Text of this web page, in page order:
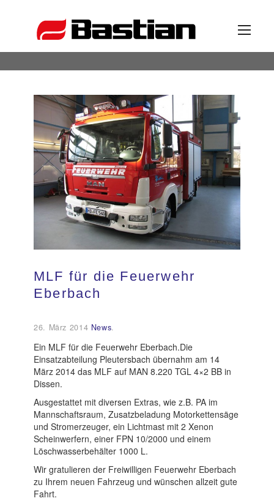
Unternehmen
Ansprechpartner
News
Kundendienst
Kontakt
MLF für die Feuerwehr
Eberbach
26. März 2014 News.
Ein MLF für die Feuerwehr Eberbach.Die
Einsatzabteilung Pleutersbach übernahm am 14
März 2014 das MLF auf MAN 8.220 TGL 4×2 BB in
Dissen.
Ausgestattet mit diversen Extras, wie z.B. PA im
Mannschaftsraum, Zusatzbeladung Motorkettensäge
und Stromerzeuger, ein Lichtmast mit 2 Xenon
Scheinwerfern, einer FPN 10/2000 und einem
Löschwasserbehälter 1000 L.
Wir gratulieren der Freiwilligen Feuerwehr Eberbach
zu Ihrem neuen Fahrzeug und wünschen allzeit gute
Fahrt.